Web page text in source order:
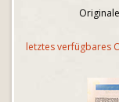
letztes verfügbares